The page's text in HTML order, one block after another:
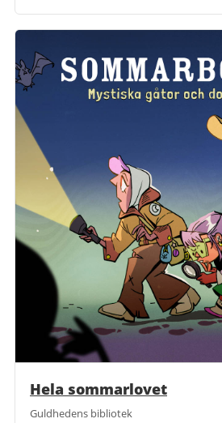
Hela sommarlovet
Guldhedens bibliotek